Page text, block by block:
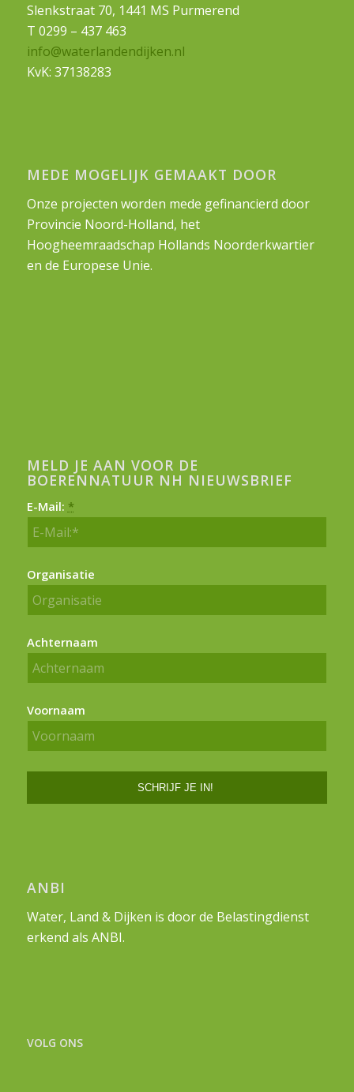
Slenkstraat 70, 1441 MS Purmerend
T 0299 – 437 463
info@waterlandendijken.nl
KvK: 37138283
MEDE MOGELIJK GEMAAKT DOOR
Onze projecten worden mede gefinancierd door
Provincie Noord-Holland, het
Hoogheemraadschap Hollands Noorderkwartier
en de Europese Unie.
MELD JE AAN VOOR DE
BOERENNATUUR NH NIEUWSBRIEF
E-Mail: *
Organisatie
Achternaam
Voornaam
ANBI
Water, Land & Dijken is door de Belastingdienst
erkend als ANBI.
VOLG ONS